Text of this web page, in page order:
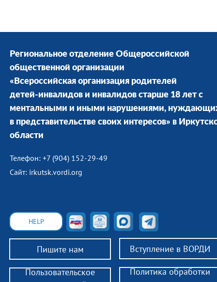
Региональное отделение Общероссийской
общественной организации
«Всероссийская организация родителей
детей-инвалидов и инвалидов старше 18 лет с
ментальными и иными нарушениями,
в представительстве своих интересов» в
области
Телефон: +7 (904) 152-29-49
Сайт: irkutsk.vordi.org
Пишите нам Вступление в ВОРДИ
HELP
Пользовательское
Политика обработки